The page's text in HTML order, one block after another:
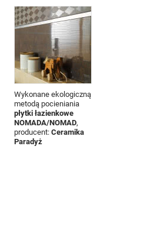
Wykonane ekologiczną
metodą pocieniania
płytki łazienkowe
NOMADA/NOMAD,
producent: Ceramika
Paradyż